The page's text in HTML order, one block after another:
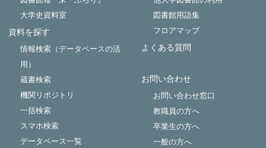
大学史資料室
資料を探す
情報検索（データベースの活
用）
蔵書検索
機関リポジトリ
一括検索
スマホ検索
データベース一覧
図書館用語集
フロアマップ
よくある質問
お問い合わせ
お問い合わせ窓口
教職員の方へ
卒業生の方へ
一般の方へ